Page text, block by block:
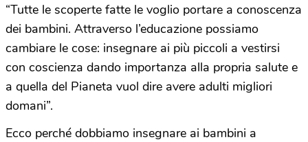
“Tutte le scoperte fatte le voglio portare a conoscenza
dei bambini. Attraverso l’educazione possiamo
cambiare le cose: insegnare ai più piccoli a vestirsi
con coscienza dando importanza alla propria salute e
a quella del Pianeta vuol dire avere adulti migliori
domani”.
Ecco perché dobbiamo insegnare ai bambini a